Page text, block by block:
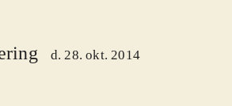
d. 28. okt. 2014